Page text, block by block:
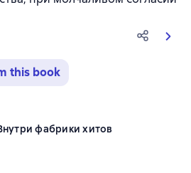
this book
фабрики хитов
4,6 на основе 97 оценок